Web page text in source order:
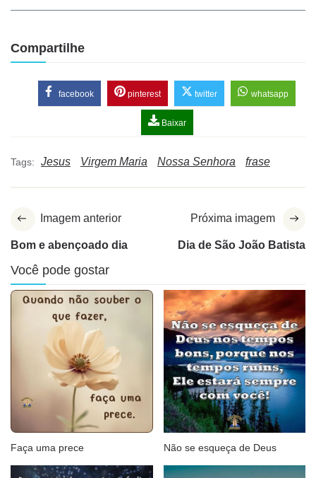
Compartilhe
facebook pinterest twitter whatsapp
Baixar
Tags: Jesus Virgem Maria Nossa Senhora frase
Imagem anterior
Bom e abençoado dia
Próxima imagem
Dia de São João Batista
Você pode gostar
Faça uma prece Não se esqueça de Deus